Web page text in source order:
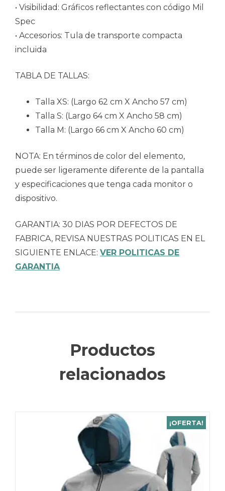
• Visibilidad: Gráficos reflectantes con código Mil
Spec
• Accesorios: Tula de transporte compacta
incluida
TABLA DE TALLAS:
Talla XS: (Largo 62 cm X Ancho 57 cm)
Talla S: (Largo 64 cm X Ancho 58 cm)
Talla M: (Largo 66 cm X Ancho 60 cm)
NOTA: En términos de color del elemento,
puede ser ligeramente diferente de la pantalla
y especificaciones que tenga cada monitor o
dispositivo.
GARANTIA: 30 DIAS POR DEFECTOS DE
FABRICA, REVISA NUESTRAS POLITICAS EN EL
SIGUIENTE ENLACE: VER POLITICAS DE
GARANTIA
Productos
relacionados
¡OFERTA!